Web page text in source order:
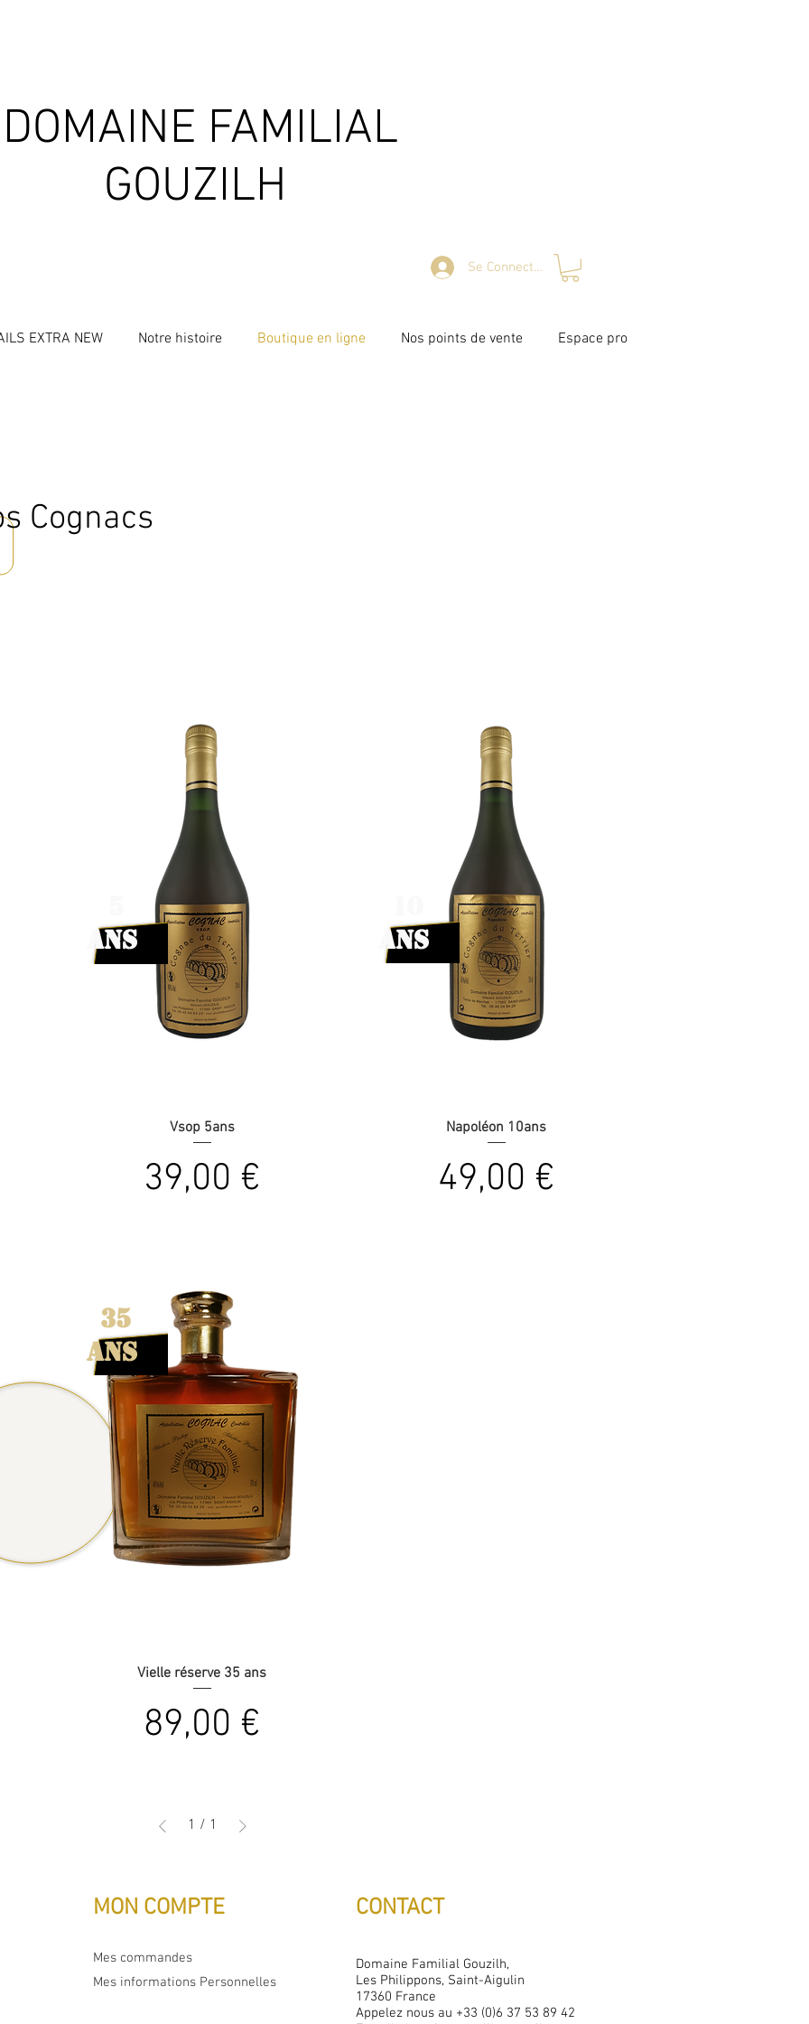
DOMAINE FAMILIAL
GOUZILH
Se Connecter
EXTRA NEW Notre histoire Boutique en ligne Nos points de vente Espace pro
Cognacs
Vsop 5ans
Prix
39,00 €
Napoléon 10ans
Prix
49,00 €
Vielle réserve 35 ans
Prix
89,00 €
1 / 1
ans
ans
35
ans
MON COMPTE
Mes commandes
Mes informations Personnelles
CONTACT
Domaine Familial Gouzilh,
Les Philippons, Saint-Aigulin
17360 France
Appelez nous au +33 (0)6 37 53 89 42